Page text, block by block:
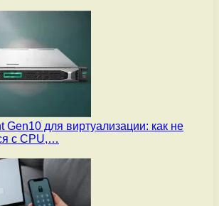
Gen10 для виртуализации: как не
с CPU,…